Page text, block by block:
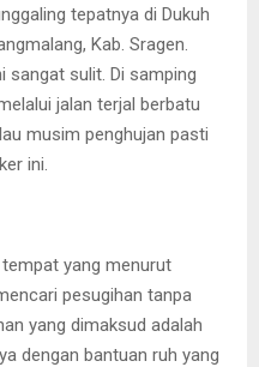
tepatnya di Dukuh
Kab. Sragen.
sangat sulit. Di samping
jalan terjal berbatu
musim penghujan pasti
ini.
yang menurut
pesugihan tanpa
yang dimaksud adalah
dengan bantuan ruh yang